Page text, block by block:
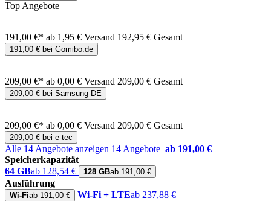
Top Angebote
191,00 €* ab 1,95 € Versand 192,95 € Gesamt
191,00 € bei Gomibo.de
209,00 €* ab 0,00 € Versand 209,00 € Gesamt
209,00 € bei Samsung DE
209,00 €* ab 0,00 € Versand 209,00 € Gesamt
209,00 € bei e-tec
Alle 14 Angebote anzeigen 14 Angebote ab 191,00 €
Speicherkapazität
64 GBab 128,54 € 128 GBab 191,00 €
Ausführung
Wi-Fiab 191,00 € Wi-Fi + LTEab 237,88 €